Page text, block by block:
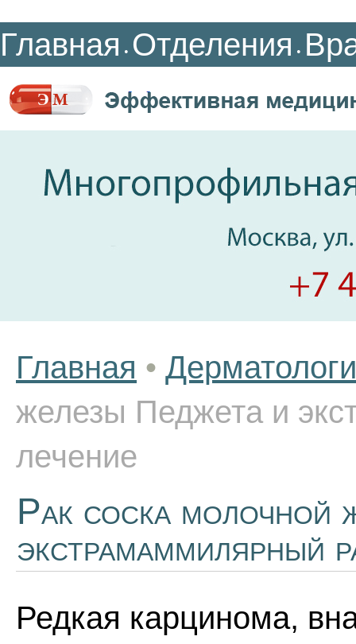
Главная • Отделения •
Главная •
железы Педжета и
лечение
Рак соска молочной
экстрамаммилярный
Редкая карцинома,